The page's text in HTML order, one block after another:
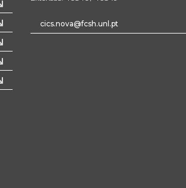
cics.nova@fcsh.unl.pt